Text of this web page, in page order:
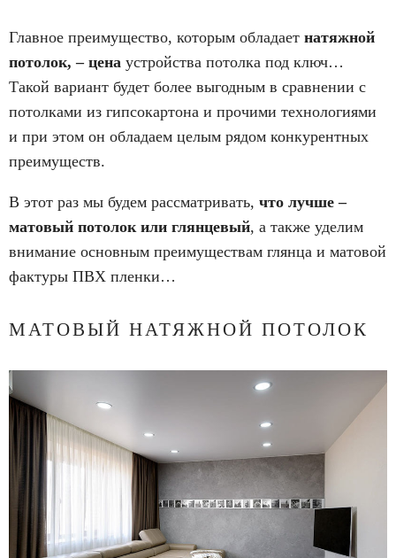
Главное преимущество, которым обладает натяжной
потолок, – цена устройства потолка под ключ…
Такой вариант будет более выгодным в сравнении с
потолками из гипсокартона и прочими технологиями
и при этом он обладаем целым рядом конкурентных
преимуществ.
В этот раз мы будем рассматривать, что лучше –
матовый потолок или глянцевый, а также уделим
внимание основным преимуществам глянца и матовой
фактуры ПВХ пленки…
МАТОВЫЙ НАТЯЖНОЙ ПОТОЛОК